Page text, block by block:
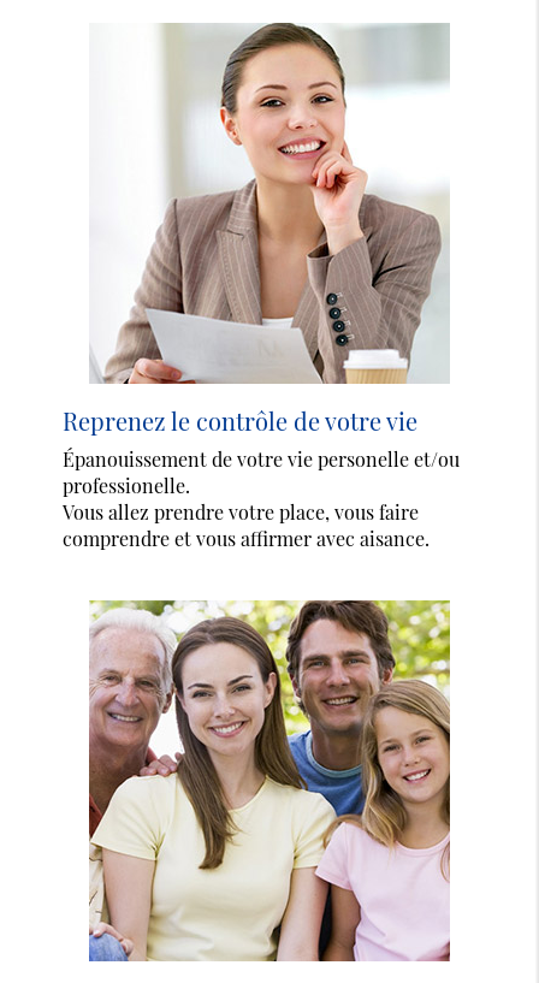
Reprenez le contrôle de votre vie
Épanouissement de votre vie personelle et/ou
professionelle.
Vous allez prendre votre place, vous faire
comprendre et vous affirmer avec aisance.